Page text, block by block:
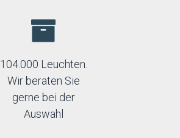
104.000 Leuchten.
Wir beraten Sie
gerne bei der
Auswahl